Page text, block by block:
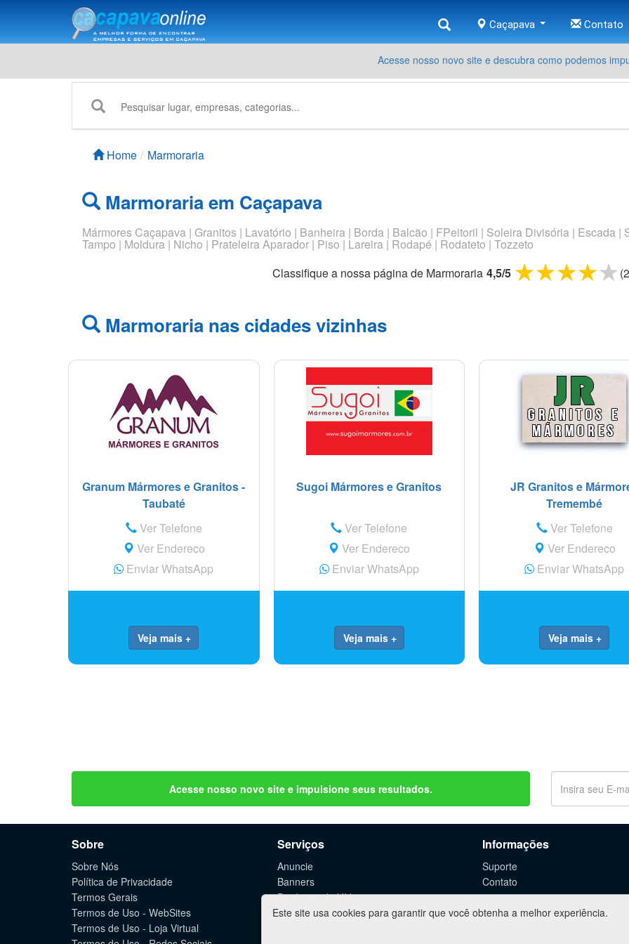
Este site usa cookies para garantir que você obtenha a melhor experiência.
Caçapava Contato
Acesse nosso novo site e descubra como podemos
Home Marmoraria
Marmoraria em Caçapava
Mármores Caçapava | Granitos | Lavatório | Banheira | Borda | Balcão | FPeitoril | Soleira Divisória | Escada
Tampo | Moldura | Nicho | Prateleira Aparador | Piso | Lareira | Rodapé | Rodateto | Tozzeto
Classifique a nossa página de Marmoraria 4,5/5 4
3
2 stars
1 star (
Marmoraria nas cidades vizinhas
Granum Mármores e Granitos -
Taubaté
Ver Telefone
Ver Endereço
Enviar WhatsApp
Veja mais +
Sugoi Mármores e Granitos
Ver Telefone
Ver Endereço
Enviar WhatsApp
Veja mais +
JR Granitos e
Tremembé
Ver Telefone
Ver Endereço
Enviar WhatsApp
Veja mais +
Acesse nosso novo site e impulsione seus resultados.
Sobre
Sobre Nós
Política de Privacidade
Termos Gerais
Termos de Uso - WebSites
Termos de Uso - Loja Virtual
Serviços
Anuncie
Banners
Produção de Vídeos
Criação de WebSites
Informações
Suporte
Contato